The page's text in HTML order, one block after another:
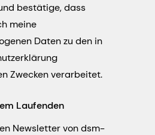
bestätige, dass
meine
Daten zu den in
Zwecken verarbeitet.
Laufenden
Newsletter von dsm-